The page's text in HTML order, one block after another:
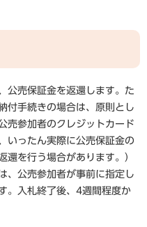
公売保証金を返還します。た
付手続きの場合は、原則とし
売参加者のクレジットカード
いったん実際に公売保証金の
還を行う場合があります。）
、公売参加者が事前に指定し
。入札終了後、4週間程度か